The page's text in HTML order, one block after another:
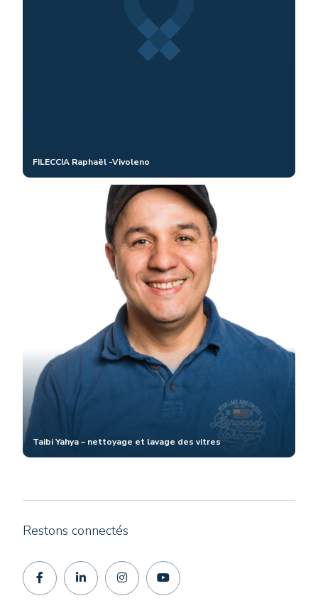
FILECCIA Raphaël -Vivoleno
Taibi Yahya – nettoyage et lavage des vitres
Restons connectés